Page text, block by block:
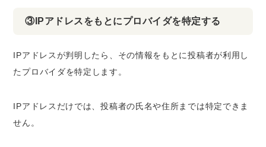
③IPアドレスをもとにプロバイダを特定する
IPアドレスが判明したら、その情報をもとに投稿者が利用し
たプロバイダを特定します。
IPアドレスだけでは、投稿者の氏名や住所までは特定できま
せん。